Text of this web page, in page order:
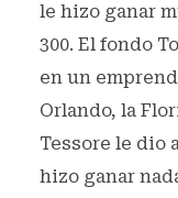
le hizo ganar
300. El fondo
en un
Orlando, la
Tessore le dio
hizo ganar